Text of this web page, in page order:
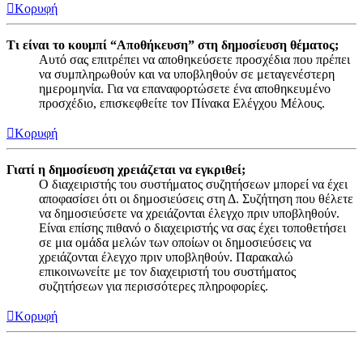
Κορυφή
Τι είναι το κουμπί “Αποθήκευση” στη δημοσίευση θέματος;
Αυτό σας επιτρέπει να αποθηκεύσετε προσχέδια που πρέπει
να συμπληρωθούν και να υποβληθούν σε μεταγενέστερη
ημερομηνία. Για να επαναφορτώσετε ένα αποθηκευμένο
προσχέδιο, επισκεφθείτε τον Πίνακα Ελέγχου Μέλους.
Κορυφή
Γιατί η δημοσίευση χρειάζεται να εγκριθεί;
Ο διαχειριστής του συστήματος συζητήσεων μπορεί να έχει
αποφασίσει ότι οι δημοσιεύσεις στη Δ. Συζήτηση που θέλετε
να δημοσιεύσετε να χρειάζονται έλεγχο πριν υποβληθούν.
Είναι επίσης πιθανό ο διαχειριστής να σας έχει τοποθετήσει
σε μια ομάδα μελών των οποίων οι δημοσιεύσεις να
χρειάζονται έλεγχο πριν υποβληθούν. Παρακαλώ
επικοινωνείτε με τον διαχειριστή του συστήματος
συζητήσεων για περισσότερες πληροφορίες.
Κορυφή